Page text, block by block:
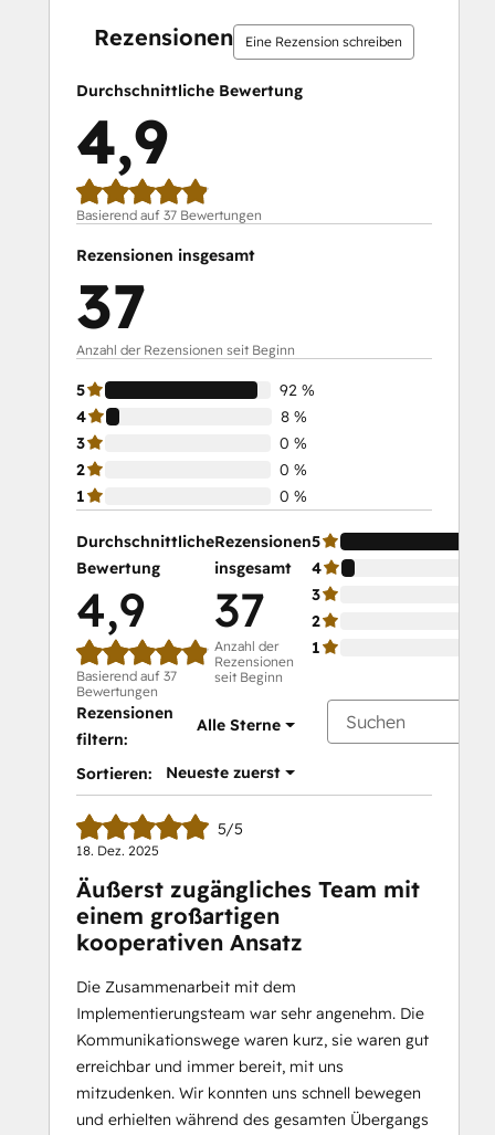
SEO II
Service Hub Demo Certification
Service Hub Software
Course
Social Media Marketing Certification II
Solutions Architecture Foundations
Rezensionen Eine Rezension schreiben
Durchschnittliche Bewertung
4,9
Basierend auf 37 Bewertungen
Rezensionen insgesamt
37
Anzahl der Rezensionen seit Beginn
5
92 %
4
8 %
3
0 %
2
0 %
1
0 %
Durchschnittliche
Bewertung
4,9
Basierend auf 37
Bewertungen
Rezensionen
insgesamt
37
Anzahl der
Rezensionen
seit Beginn
5
4
3
2
1
Rezensionen
filtern:
Alle Sterne
Sortieren: Neueste zuerst
5/5
18. Dez. 2025
Äußerst zugängliches Team mit
einem großartigen
kooperativen Ansatz
Die Zusammenarbeit mit dem
Implementierungsteam war sehr angenehm. Die
Kommunikationswege waren kurz, sie waren gut
erreichbar und immer bereit, mit uns
mitzudenken. Wir konnten uns schnell bewegen
und erhielten während des gesamten Übergangs